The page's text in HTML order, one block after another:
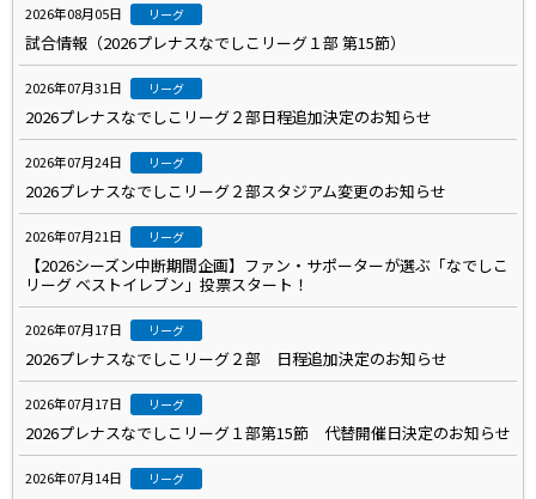
2026年08月05日 リーグ
試合情報（2026プレナスなでしこリーグ１部 第15節）
2026年07月31日 リーグ
2026プレナスなでしこリーグ２部日程追加決定のお知らせ
2026年07月24日 リーグ
2026プレナスなでしこリーグ２部スタジアム変更のお知らせ
2026年07月21日 リーグ
【2026シーズン中断期間企画】ファン・サポーターが選ぶ「なでしこ
リーグ ベストイレブン」投票スタート！
2026年07月17日 リーグ
2026プレナスなでしこリーグ２部 日程追加決定のお知らせ
2026年07月17日 リーグ
2026プレナスなでしこリーグ１部第15節 代替開催日決定のお知らせ
2026年07月14日 リーグ